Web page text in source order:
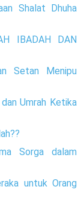
Shalat Dhuha
IBADAH DAN
Setan Menipu
Umrah Ketika
Sorga dalam
untuk Orang